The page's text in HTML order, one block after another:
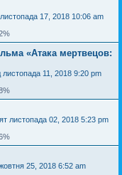
17, 2018 10:06 am
«Атака мертвецов:
листопада 11, 2018 9:20 pm
листопада 02, 2018 5:23 pm
25, 2018 6:52 am